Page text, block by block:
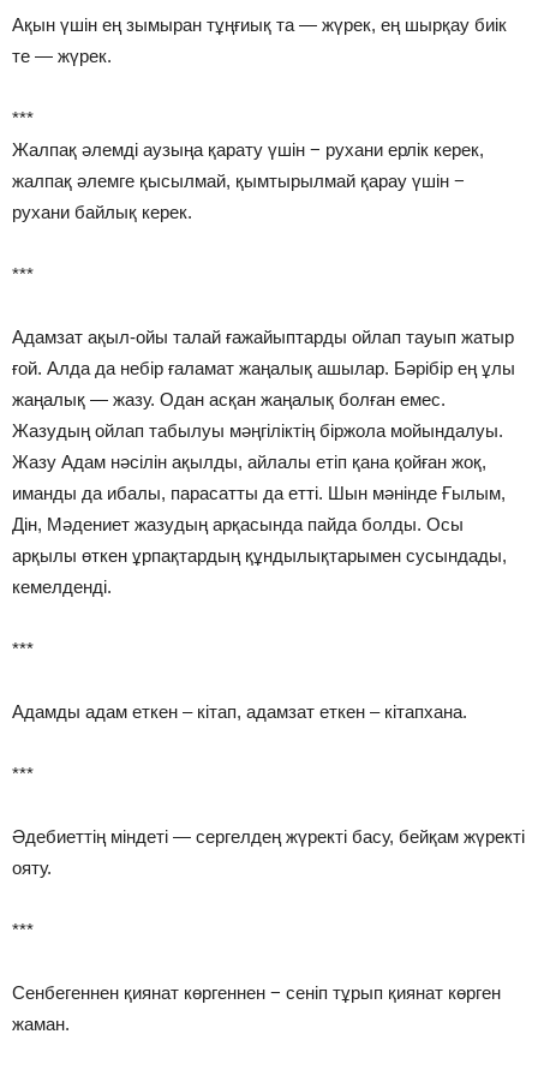
Ақын үшін ең зымыран тұңғиық та — жүрек, ең шырқау биік
те — жүрек.
***
Жалпақ əлемді аузыңа қарату үшін − рухани ерлік керек,
жалпақ əлемге қысылмай, қымтырылмай қарау үшін −
рухани байлық керек.
***
Адамзат ақыл-ойы талай ғажайыптарды ойлап тауып жатыр
ғой. Алда да небір ғаламат жаңалық ашылар. Бәрібір ең ұлы
жаңалық — жазу. Одан асқан жаңалық болған емес.
Жазудың ойлап табылуы мәңгіліктің біржола мойындалуы.
Жазу Адам нәсілін ақылды, айлалы етіп қана қойған жоқ,
иманды да ибалы, парасатты да етті. Шын мәнінде Ғылым,
Дін, Мәдениет жазудың арқасында пайда болды. Осы
арқылы өткен ұрпақтардың құндылықтарымен сусындады,
кемелденді.
***
Адамды адам еткен – кітап, адамзат еткен – кітапхана.
***
Әдебиеттің міндеті — сергелдең жүректі басу, бейқам жүректі
ояту.
***
Сенбегеннен қиянат көргеннен − сеніп тұрып қиянат көрген
жаман.